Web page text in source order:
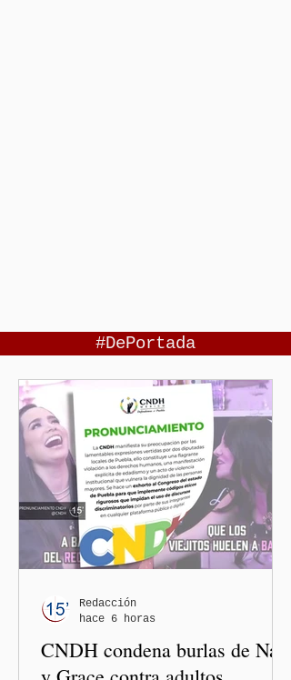
#DePortada
CNDH condena burlas de Nay
Redacción
hace 6 horas